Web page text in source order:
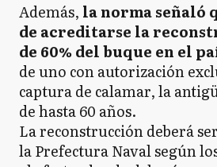
Además, la norma señaló
de acreditarse la
de 60% del buque en el
de uno con autorización
captura de calamar, la
de hasta 60 años.
La reconstrucción deberá
la Prefectura Naval según